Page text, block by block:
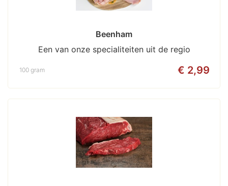
Beenham
Een van onze specialiteiten uit de regio
€ 2,99
100 gram